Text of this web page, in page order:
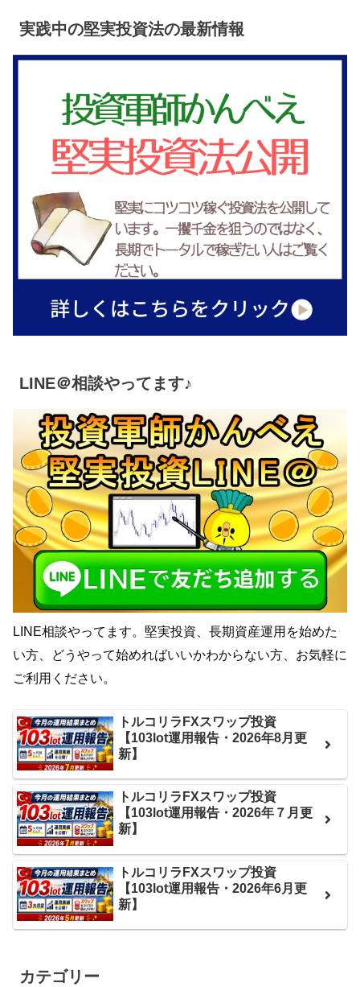
実践中の堅実投資法の最新情報
LINE＠相談やってます♪
LINE相談やってます。堅実投資、長期資産運用を始めた
い方、どうやって始めればいいかわからない方、お気軽に
ご利用ください。
トルコリラFXスワップ投資
【103lot運用報告・2026年8月更
新】
トルコリラFXスワップ投資
【103lot運用報告・2026年７月更
新】
トルコリラFXスワップ投資
【103lot運用報告・2026年6月更
新】
カテゴリー